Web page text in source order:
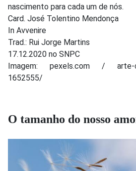
nascimento para cada um de nós.
Card. José Tolentino Mendonça
In Avvenire
Trad.: Rui Jorge Martins
17.12.2020 no SNPC
Imagem: pexels.com / arte-
1652555/
O tamanho do nosso